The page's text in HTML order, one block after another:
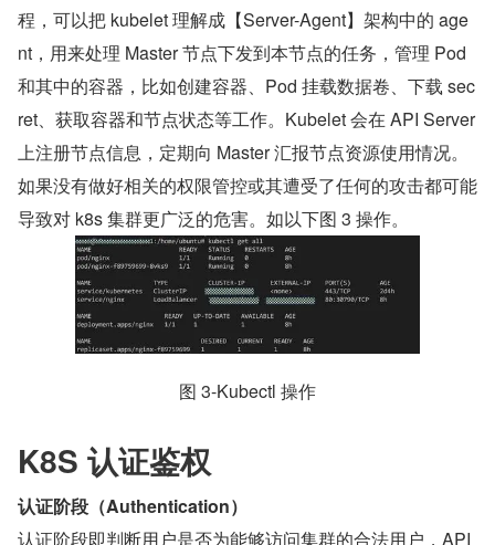
程，可以把 kubelet 理解成【Server-Agent】架构中的 age
nt，用来处理 Master 节点下发到本节点的任务，管理 Pod
和其中的容器，比如创建容器、Pod 挂载数据卷、下载 sec
ret、获取容器和节点状态等工作。Kubelet 会在 API Server
上注册节点信息，定期向 Master 汇报节点资源使用情况。
如果没有做好相关的权限管控或其遭受了任何的攻击都可能
导致对 k8s 集群更广泛的危害。如以下图 3 操作。
图 3-Kubectl 操作
K8S 认证鉴权
认证阶段（Authentication）
认证阶段即判断用户是否为能够访问集群的合法用户，API